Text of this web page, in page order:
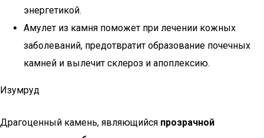
энергетикой.
Амулет из камня поможет при лечении кожных
заболеваний, предотвратит образование почечных
камней и вылечит склероз и апоплексию.
Изумруд
Драгоценный камень, являющийся прозрачной